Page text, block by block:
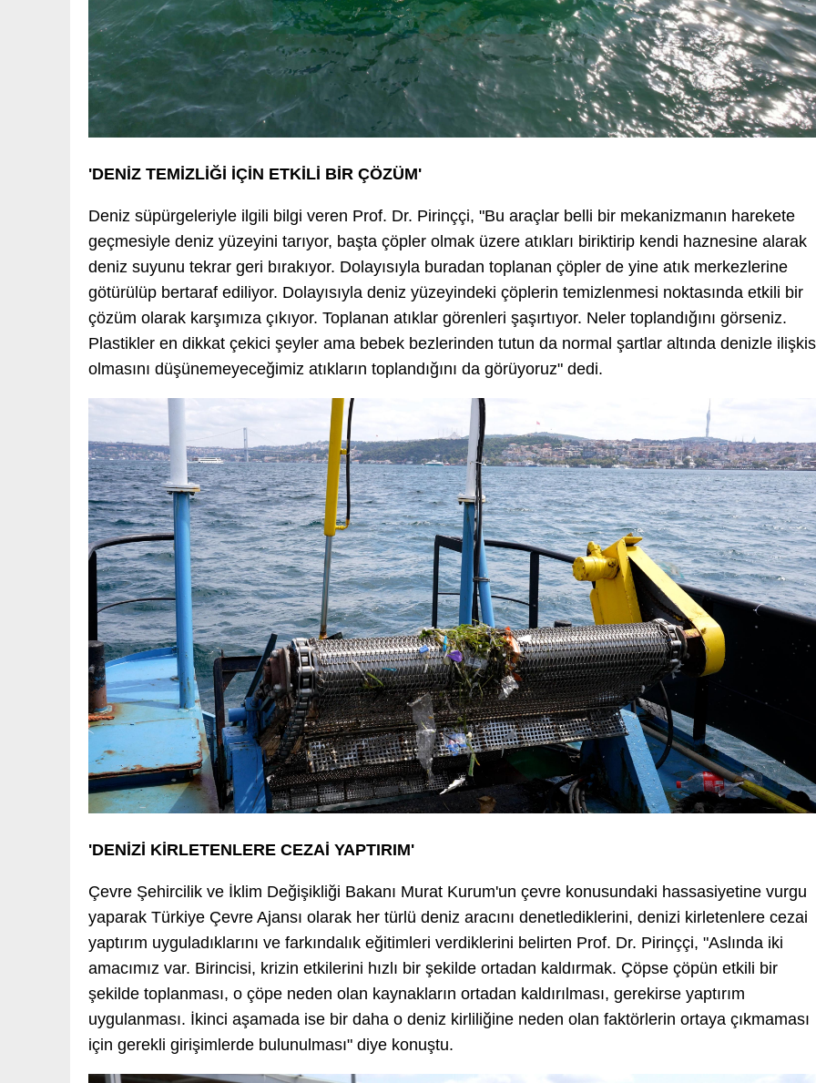
'DENİZ TEMİZLİĞİ İÇİN ETKİLİ BİR ÇÖZÜM'
Deniz süpürgeleriyle ilgili bilgi veren Prof. Dr. Pirinççi, "Bu araçlar belli bir mekanizmanın harekete
geçmesiyle deniz yüzeyini tarıyor, başta çöpler olmak üzere atıkları biriktirip kendi haznesine alarak
deniz suyunu tekrar geri bırakıyor. Dolayısıyla buradan toplanan çöpler de yine atık merkezlerine
götürülüp bertaraf ediliyor. Dolayısıyla deniz yüzeyindeki çöplerin temizlenmesi noktasında etkili bir
çözüm olarak karşımıza çıkıyor. Toplanan atıklar görenleri şaşırtıyor. Neler toplandığını görseniz.
Plastikler en dikkat çekici şeyler ama bebek bezlerinden tutun da normal şartlar altında denizle
olmasını düşünemeyeceğimiz atıkların toplandığını da görüyoruz" dedi.
'DENİZİ KİRLETENLERE CEZAİ YAPTIRIM'
Çevre Şehircilik ve İklim Değişikliği Bakanı Murat Kurum'un çevre konusundaki hassasiyetine vurgu
yaparak Türkiye Çevre Ajansı olarak her türlü deniz aracını denetlediklerini, denizi kirletenlere cezai
yaptırım uyguladıklarını ve farkındalık eğitimleri verdiklerini belirten Prof. Dr. Pirinççi, "Aslında iki
amacımız var. Birincisi, krizin etkilerini hızlı bir şekilde ortadan kaldırmak. Çöpse çöpün etkili bir
şekilde toplanması, o çöpe neden olan kaynakların ortadan kaldırılması, gerekirse yaptırım
uygulanması. İkinci aşamada ise bir daha o deniz kirliliğine neden olan faktörlerin ortaya çıkmaması
için gerekli girişimlerde bulunulması" diye konuştu.